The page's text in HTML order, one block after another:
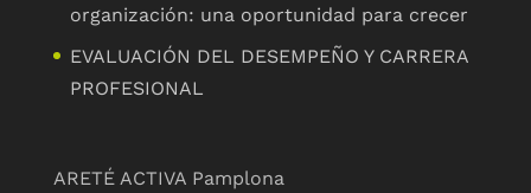
organización: una oportunidad para crecer
EVALUACIÓN DEL DESEMPEÑO Y CARRERA
PROFESIONAL
ARETÉ ACTIVA Pamplona